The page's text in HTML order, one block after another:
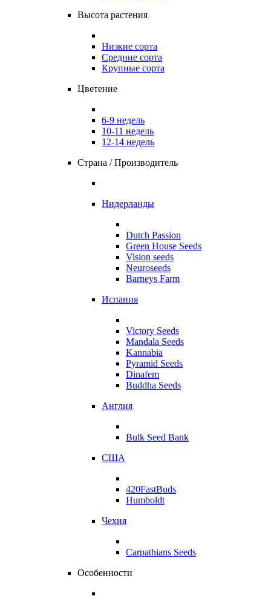
Высота растения
Низкие сорта
Средние сорта
Крупные сорта
Цветение
6-9 недель
10-11 недель
12-14 недель
Страна / Производитель
Нидерланды
Dutch Passion
Green House Seeds
Vision seeds
Neuroseeds
Barneys Farm
Испания
Victory Seeds
Mandala Seeds
Kannabia
Pyramid Seeds
Dinafem
Buddha Seeds
Англия
Bulk Seed Bank
США
420FastBuds
Humboldt
Чехия
Carpathians Seeds
Особенности